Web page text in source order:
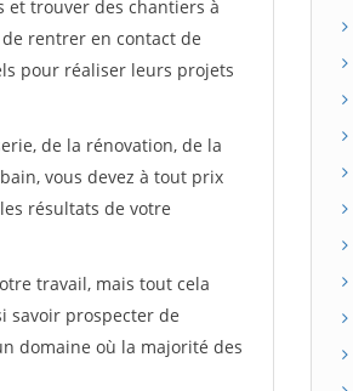
trouver des chantiers à
rentrer en contact de
pour réaliser leurs projets
de la rénovation, de la
vous devez à tout prix
résultats de votre
travail, mais tout cela
savoir prospecter de
domaine où la majorité des